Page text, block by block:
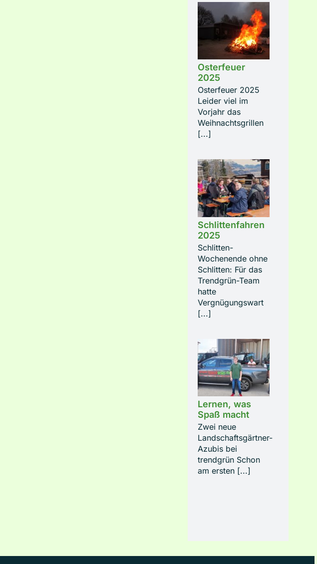
Osterfeuer
2025
Osterfeuer 2025
Leider viel im
Vorjahr das
Weihnachtsgrillen
[...]
Schlittenfahren
2025
Schlitten-
Wochenende ohne
Schlitten: Für das
Trendgrün-Team
hatte
Vergnügungswart
[...]
Lernen, was
Spaß macht
Zwei neue
Landschaftsgärtner-
Azubis bei
trendgrün Schon
am ersten [...]